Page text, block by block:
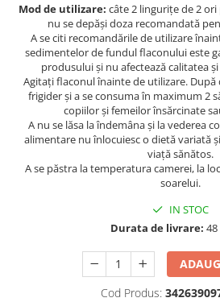
Mod de utilizare: câte 2 lingurițe de 2 ori
nu se depăși doza recomandată
A se citi recomandările de utilizare
sedimentelor de fundul flaconului este
produsului și nu afectează calitatea
Agitați flaconul înainte de utilizare. După
frigider și a se consuma în maximum 2
copiilor și femeilor însărcinate
A nu se lăsa la îndemâna și la vederea
alimentare nu înlocuiesc o dietă variată
viață sănătos.
A se păstra la temperatura camerei, la
soarelui.
IN STOC
Durata de livrare:
Cod Produs: